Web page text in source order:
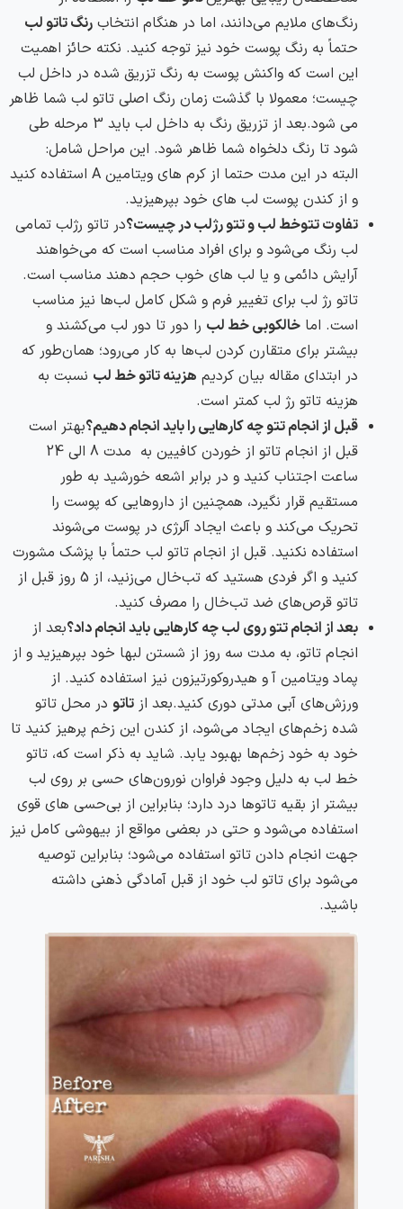
رنگ‌های ملایم می‌دانند، اما در هنگام انتخاب رنگ تاتو لب
حتماً به رنگ پوست خود نیز توجه کنید. نکته حائز اهمیت
این است که واکنش پوست به رنگ تزریق شده در داخل لب
چیست؛ معمولا با گذشت زمان رنگ اصلی تاتو لب شما ظاهر
می شود.بعد از تزریق رنگ به داخل لب باید 3 مرحله طی
شود تا رنگ دلخواه شما ظاهر شود. این مراحل شامل:
البته در این مدت حتما از کرم های ویتامین A استفاده کنید
و از کندن پوست لب های خود بپرهیزید.
تفاوت تتوخط لب و تتو رژلب در چیست؟در تاتو رژلب تمامی
لب رنگ می‌شود و برای افراد مناسب است که می‌خواهند
آرایش دائمی و یا لب های خوب حجم دهند مناسب است.
تاتو رژ لب برای تغییر فرم و شکل کامل لب‌ها نیز مناسب
است. اما خالکوبی خط لب را دور تا دور لب می‌کشند و
بیشتر برای متقارن کردن لب‌ها به کار می‌رود؛ همان‌طور که
در ابتدای مقاله بیان کردیم هزینه تاتو خط لب نسبت به
هزینه تاتو رژ لب کمتر است.
قبل از انجام تتو چه کارهایی را باید انجام دهیم؟بهتر است
قبل از انجام تاتو از خوردن کافیین به مدت 8 الی 24
ساعت اجتناب کنید و در برابر اشعه خورشید به طور
مستقیم قرار نگیرد، همچنین از داروهایی که پوست را
تحریک می‌کند و باعث ایجاد آلرژی در پوست می‌شوند
استفاده نکنید. قبل از انجام تاتو لب حتماً با پزشک مشورت
کنید و اگر فردی هستید که تب‌خال می‌زنید، از 5 روز قبل از
تاتو قرص‌های ضد تب‌خال را مصرف کنید.
بعد از انجام تتو روی لب چه کارهایی باید انجام داد؟بعد از
انجام تاتو، به مدت سه روز از شستن لبها خود بپرهیزید و از
پماد ویتامین آ و هیدروکورتیزون نیز استفاده کنید. از
ورزش‌های آبی مدتی دوری کنید.بعد از تاتو در محل تاتو
شده زخم‌های ایجاد می‌شود، از کندن این زخم پرهیز کنید تا
خود به خود زخم‌ها بهبود یابد. شاید به ذکر است که، تاتو
خط لب به دلیل وجود فراوان نورون‌های حسی بر روی لب
بیشتر از بقیه تاتوها درد دارد؛ بنابراین از بی‌حسی های قوی
استفاده می‌شود و حتی در بعضی مواقع از بیهوشی کامل نیز
جهت انجام دادن تاتو استفاده می‌شود؛ بنابراین توصیه
می‌شود برای تاتو لب خود از قبل آمادگی ذهنی داشته
باشید.